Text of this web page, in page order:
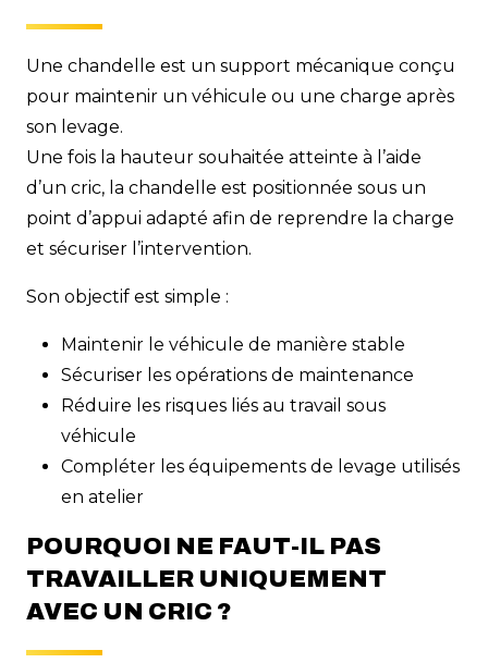
Une chandelle est un support mécanique conçu
pour maintenir un véhicule ou une charge après
son levage.
Une fois la hauteur souhaitée atteinte à l’aide
d’un cric, la chandelle est positionnée sous un
point d’appui adapté afin de reprendre la charge
et sécuriser l’intervention.
Son objectif est simple :
Maintenir le véhicule de manière stable
Sécuriser les opérations de maintenance
Réduire les risques liés au travail sous
véhicule
Compléter les équipements de levage utilisés
en atelier
POURQUOI NE FAUT-IL PAS
TRAVAILLER UNIQUEMENT
AVEC UN CRIC ?